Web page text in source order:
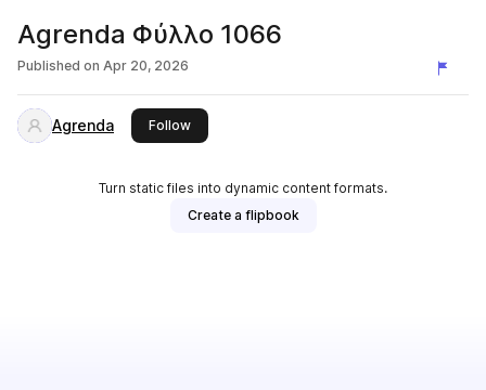
Agrenda Φύλλο 1066
Published on Apr 20, 2026
Agrenda Followthis publisher
Turn static files into dynamic content formats.
Create a flipbook